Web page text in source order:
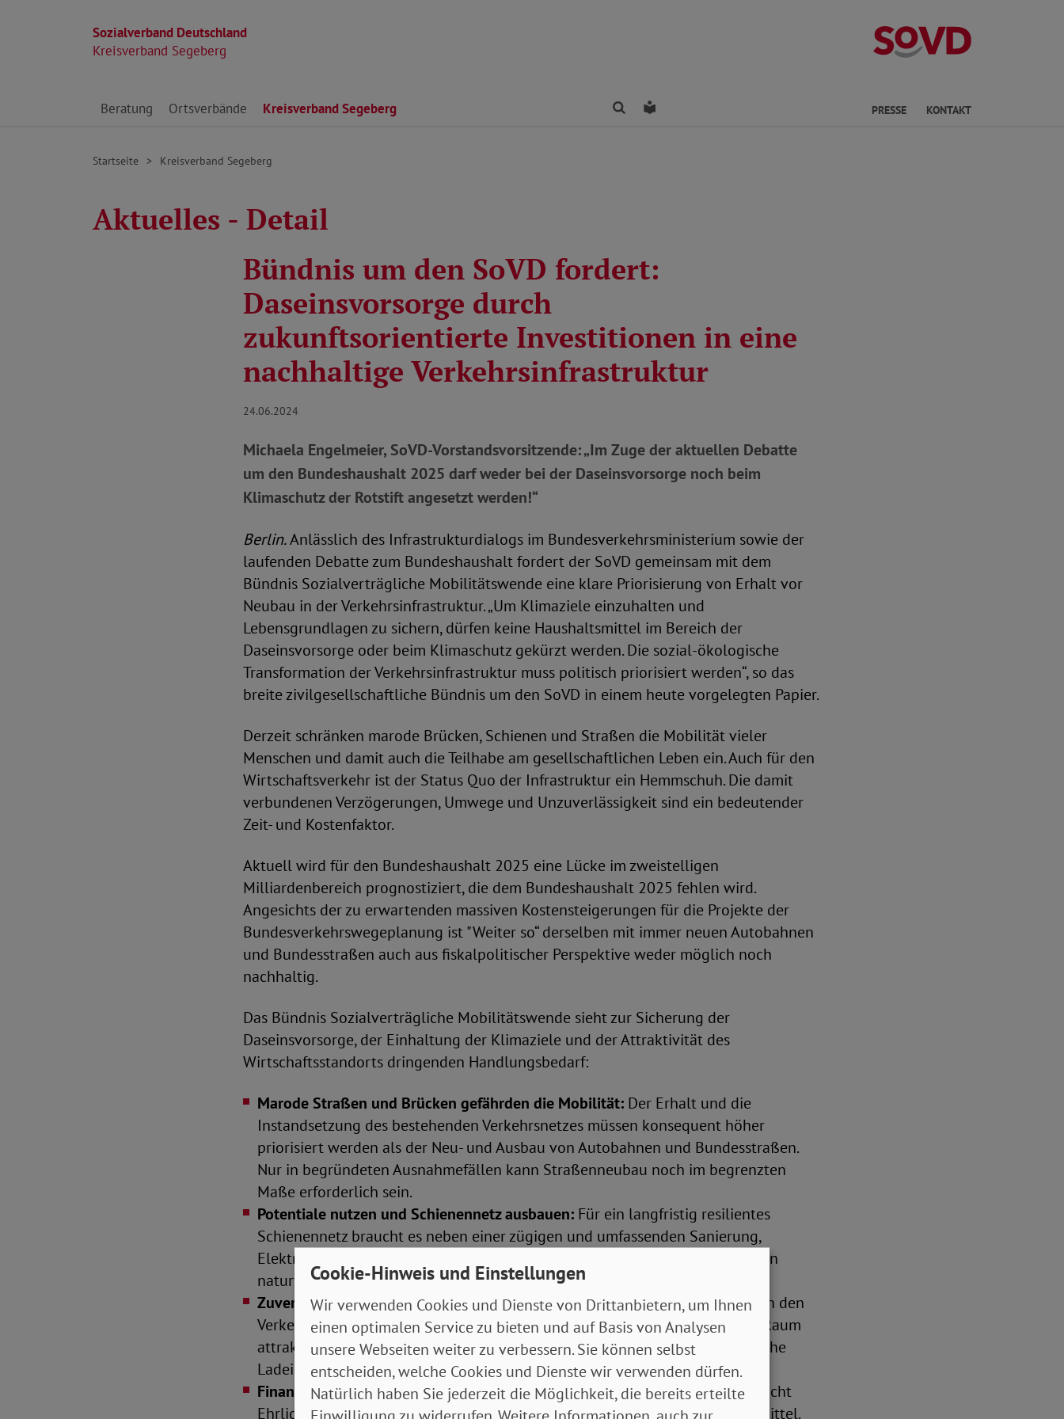
Sozialverband Deutschland
Kreisverband Segeberg
Kreisverband
Direkt zu den Inhalten springen
Beratung Ortsverbände Kreisverband Segeberg FindenLeichte Sprache PRESSE KONTAKT
Startseite Kreisverband Segeberg
Aktuelles - Detail
Bündnis um den SoVD fordert:
Daseinsvorsorge durch
zukunftsorientierte Investitionen in eine
nachhaltige Verkehrsinfrastruktur
24.06.2024
Michaela Engelmeier, SoVD-Vorstandsvorsitzende: „Im Zuge der aktuellen Debatte
um den Bundeshaushalt 2025 darf weder bei der Daseinsvorsorge noch beim
Klimaschutz der Rotstift angesetzt werden!“
Berlin.Anlässlich des Infrastrukturdialogs im Bundesverkehrsministerium sowie der
laufenden Debatte zum Bundeshaushalt fordert der SoVD gemeinsam mit dem
Bündnis Sozialverträgliche Mobilitätswende eine klare Priorisierung von Erhalt vor
Neubau in der Verkehrsinfrastruktur. „Um Klimaziele einzuhalten und
Lebensgrundlagen zu sichern, dürfen keine Haushaltsmittel im Bereich der
Daseinsvorsorge oder beim Klimaschutz gekürzt werden. Die sozial-ökologische
Transformation der Verkehrsinfrastruktur muss politisch priorisiert werden“, so das
breite zivilgesellschaftliche Bündnis um den SoVD in einem heute vorgelegten Papier.
Derzeit schränken marode Brücken, Schienen und Straßen die Mobilität vieler
Menschen und damit auch die Teilhabe am gesellschaftlichen Leben ein. Auch für den
Wirtschaftsverkehr ist der Status Quo der Infrastruktur ein Hemmschuh. Die damit
verbundenen Verzögerungen, Umwege und Unzuverlässigkeit sind ein bedeutender
Zeit- und Kostenfaktor.
Aktuell wird für den Bundeshaushalt 2025 eine Lücke im zweistelligen
Milliardenbereich prognostiziert, die dem Bundeshaushalt 2025 fehlen wird.
Angesichts der zu erwartenden massiven Kostensteigerungen für die Projekte der
Bundesverkehrswegeplanung ist "Weiter so“ derselben mit immer neuen Autobahnen
und Bundesstraßen auch aus fiskalpolitischer Perspektive weder möglich noch
nachhaltig.
Das Bündnis Sozialverträgliche Mobilitätswende sieht zur Sicherung der
Daseinsvorsorge, der Einhaltung der Klimaziele und der Attraktivität des
Wirtschaftsstandorts dringenden Handlungsbedarf:
Marode Straßen und Brücken gefährden die Mobilität: Der Erhalt und die
Instandsetzung des bestehenden Verkehrsnetzes müssen konsequent höher
priorisiert werden als der Neu- und Ausbau von Autobahnen und Bundesstraßen.
Nur in begründeten Ausnahmefällen kann Straßenneubau noch im begrenzten
Maße erforderlich sein.
Potentiale nutzen und Schienennetz ausbauen: Für ein langfristig resilientes
Schienennetz braucht es neben einer zügigen und umfassenden Sanierung,
Elektrifizierung und Reaktivierung von Strecken mehr Bundesmittel für einen
naturverträglichen Ausbau der Schiene.
Zuverlässige Angebote für Arbeitswege:Für eine echte Wahlfreiheit zwischen den
Verkehrsmitteln braucht es mehr Personal und insbesondere im ländlichen Raum
attraktive, zuverlässige und barrierefreie Angebote des ÖPNV sowie öffentliche
Ladeinfrastruktur für Pendlerinnen und Pendler.
Finanzielle Entlastung der Gesellschaft durch gezielte Investitionen:Es braucht
Ehrlichkeit in der Debatte und Gerechtigkeit in der Verteilung öffentlicher Mittel.
Cookie-Hinweis und Einstellungen
Wir verwenden Cookies und Dienste von Drittanbietern, um Ihnen
einen optimalen Service zu bieten und auf Basis von Analysen
unsere Webseiten weiter zu verbessern. Sie können selbst
entscheiden, welche Cookies und Dienste wir verwenden dürfen.
Natürlich haben Sie jederzeit die Möglichkeit, die bereits erteilte